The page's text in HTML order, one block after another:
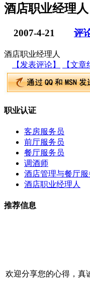
酒店职业经理人
2007-4-21 评
酒店职业经理人
【发表评论】
【文章
职业认证
客房服务员
前厅服务员
餐厅服务员
调酒师
酒店管理与餐厅服
酒店职业经理人
推荐信息
欢迎分享您的心得，真